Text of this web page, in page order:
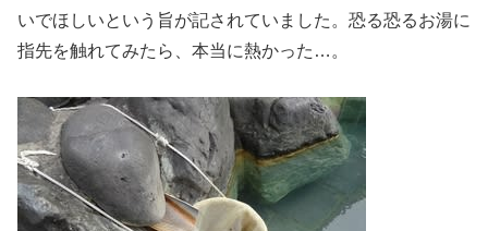
いでほしいという旨が記されていました。恐る恐るお湯に
指先を触れてみたら、本当に熱かった…。